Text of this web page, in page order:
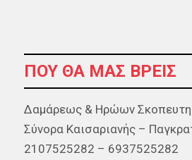
ΠΟΥ ΘΑ ΜΑΣ ΒΡΕΊΣ
Δαμάρεως & Ηρώων
Σύνορα Καισαριανής –
2107525282 – 6937525282